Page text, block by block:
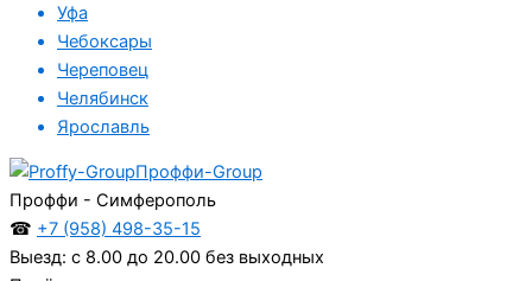
Уфа
Чебоксары
Череповец
Челябинск
Ярославль
Проффи-Group
Проффи - Симферополь
☎ +7 (958) 498-35-15
Выезд: с 8.00 до 20.00 без выходных